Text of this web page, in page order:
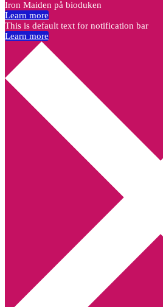
Iron Maiden på bioduken
Learn more
This is default text for notification bar
Learn more